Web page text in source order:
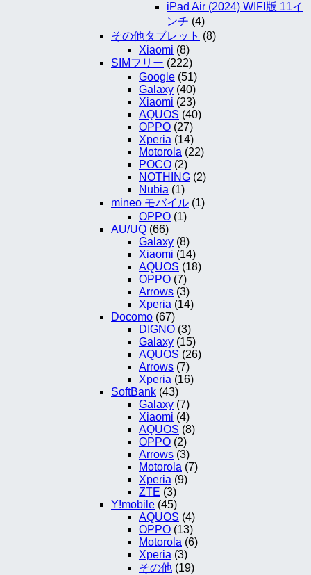
iPad Air (2024) WIFI版 11イ
ンチ (4)
その他タブレット (8)
Xiaomi (8)
SIMフリー (222)
Google (51)
Galaxy (40)
Xiaomi (23)
AQUOS (40)
OPPO (27)
Xperia (14)
Motorola (22)
POCO (2)
NOTHING (2)
Nubia (1)
mineo モバイル (1)
OPPO (1)
AU/UQ (66)
Galaxy (8)
Xiaomi (14)
AQUOS (18)
OPPO (7)
Arrows (3)
Xperia (14)
Docomo (67)
DIGNO (3)
Galaxy (15)
AQUOS (26)
Arrows (7)
Xperia (16)
SoftBank (43)
Galaxy (7)
Xiaomi (4)
AQUOS (8)
OPPO (2)
Arrows (3)
Motorola (7)
Xperia (9)
ZTE (3)
Y!mobile (45)
AQUOS (4)
OPPO (13)
Motorola (6)
Xperia (3)
その他 (19)